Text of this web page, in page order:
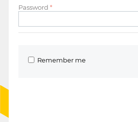
Password
Remember me